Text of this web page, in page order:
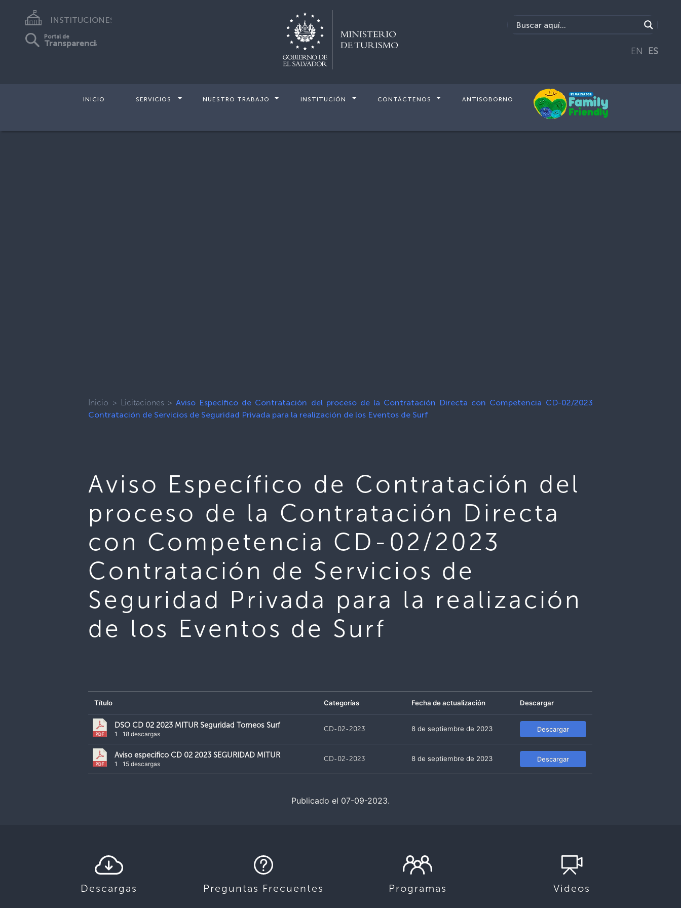
INSTITUCIONES
Portal de
Transparencia
EN ES
INICIO SERVICIOS NUESTRO TRABAJO INSTITUCIÓN CONTÁCTENOS ANTISOBORNO
Inicio > Licitaciones > Aviso Específico de Contratación del proceso de la Contratación Directa con Competencia CD-02/2023
Contratación de Servicios de Seguridad Privada para la realización de los Eventos de Surf
Aviso Específico de Contratación del
proceso de la Contratación Directa
con Competencia CD-02/2023
Contratación de Servicios de
Seguridad Privada para la realización
de los Eventos de Surf
Título Categorías Fecha de actualización Descargar
DSO CD 02 2023 MITUR Seguridad Torneos Surf
1 18 descargas
CD-02-2023 8 de septiembre de 2023 Descargar
Aviso especifico CD 02 2023 SEGURIDAD MITUR
1 15 descargas
CD-02-2023 8 de septiembre de 2023 Descargar
Publicado el 07-09-2023.
Descargas Preguntas Frecuentes Programas Videos